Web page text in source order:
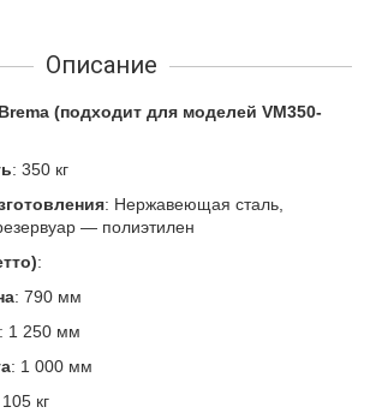
Описание
(подходит для моделей VM350-
: 350 кг
: Нержавеющая сталь,
— полиэтилен
:
: 790 мм
: 1 250 мм
: 1 000 мм
кг